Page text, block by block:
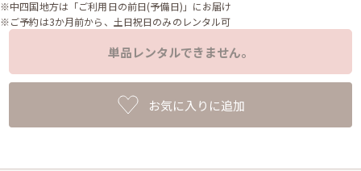
※中四国地方は「ご利用日の前日(予備日)」にお届け
※ご予約は3か月前から、土日祝日のみのレンタル可
単品レンタルできません。
お気に入りに追加